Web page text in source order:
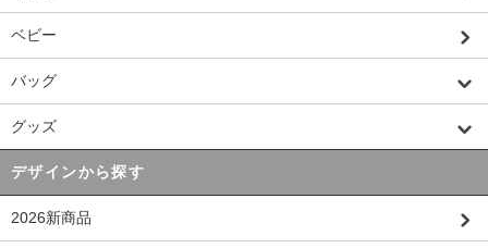
ベビー
バッグ
グッズ
デザインから探す
2026新商品